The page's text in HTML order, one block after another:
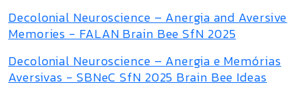
Decolonial Neuroscience – Anergia and Aversive
Memories - FALAN Brain Bee SfN 2025
Decolonial Neuroscience – Anergia e Memórias
Aversivas - SBNeC SfN 2025 Brain Bee Ideas